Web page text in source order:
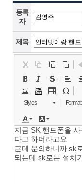
등록
자
제목
Styles Format